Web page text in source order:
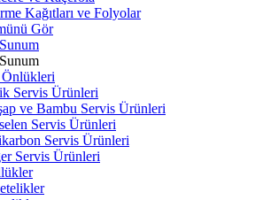
Kağıtları ve Folyolar
Gör
Önlükleri
Servis Ürünleri
ve Bambu Servis Ürünleri
Servis Ürünleri
Servis Ürünleri
Servis Ürünleri